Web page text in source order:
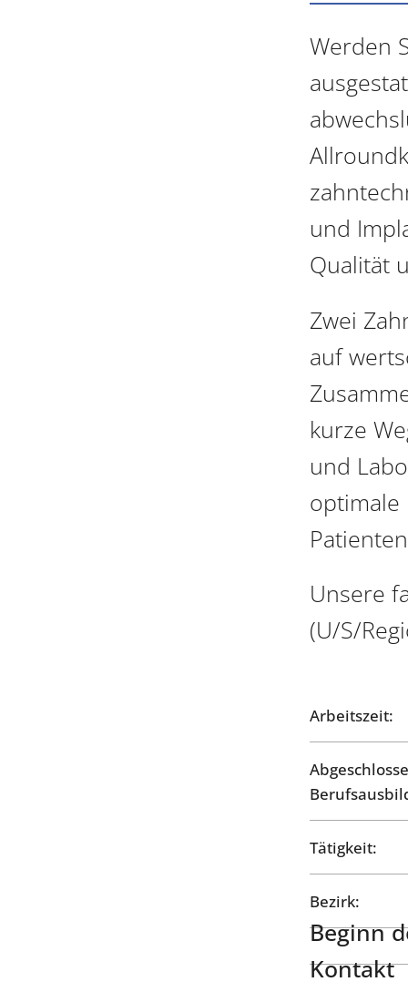
Werden
und
Qualität
Zwei
auf
kurze
und
optimale
Unsere
(U/S/
Arbeitszeit:
Tätigkeit:
Bezirk:
Beginn
Kontakt